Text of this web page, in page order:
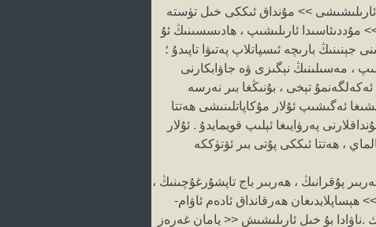
>> مۇنداق ئىككى خىل تۈستە
مۇددىئاسىدا ئارىلىشىپ ، ھادىسسىنىڭ ئۇ
بارىچە ئىسپاتلاپ پەتىۋا تاپىدۇ ؛
، مەسىلىنىڭ نېگىزى ۋە جاۋابكارنى
ئەكەلگەنمۇ تېخى ، بۇنىڭغا بىر نەرسە
ئەگىشىپ ئۇلار مۇكاپاتلىنىشى ھەتتا
پەرۋايىغا ئېلىپ قويمايدۇ . ئۇلار
، ھەتتا ئىككى پۇتى بىر ئۆتۈككە
پۇقرانىڭ ، ھەربىر باج تاپشۇرغۇچىنىڭ ،
ھېساپلايدىغان ھەرقانداق ئادەم ئاۋام-
.ناۋادا بۇ خىل ئارىلىشىش << يامان غەرەز